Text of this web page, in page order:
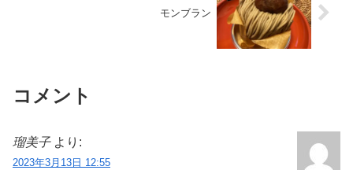
モンブラン
コメント
瑠美子 より:
2023年3月13日 12:55